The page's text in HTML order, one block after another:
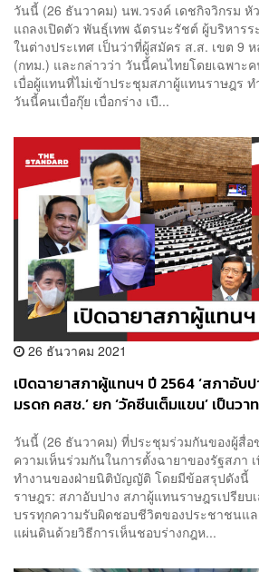
วันนี้ (26 ธันวาคม) นพ.วรงค์ เดชกิจวิกรม หั
แถลงเปิดตัว พันธุ์เทพ ฉัตรนะรัชต์ ผู้บริหาร
ในต่างประเทศ เป็นว่าที่ผู้สมัคร ส.ส. เขต 9
(กทม.) และกล่าวว่า วันนี้คนไทยโดยเฉพาะค
เบื่อผู้แทนที่ไม่เข้าประชุมสภาผู้แทนราษฎร
วันนี้คนเบื่อกุ๊ย เบื่อกร่าง เบื...
26 ธันวาคม 2021
เปิดฉายาสภาผู้แทนฯ ปี 2564 ‘สภาอับป
มรดก คสช.’ ยก ‘วัคซีนเต็มแขน’ เป็นวา
วันนี้ (26 ธันวาคม) ที่ประชุมร่วมกันของผู้สื่อ
ความเห็นร่วมกันในการตั้งฉายาของรัฐสภา
ทำงานของฝ่ายนิติบัญญัติ โดยมีข้อสรุปดัง
ราษฎร: สภาอับปาง สภาผู้แทนราษฎรเปรียบ
บรรทุกความรับผิดชอบชีวิตของประชาชนแ
แผ่นดินด้วยวิธีการเห็นชอบร่างกฎห...